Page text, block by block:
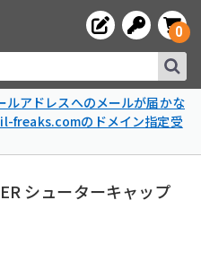
0
ルアドレスへのメールが届かな
freaks.comのドメイン指定受
シューターキャップ